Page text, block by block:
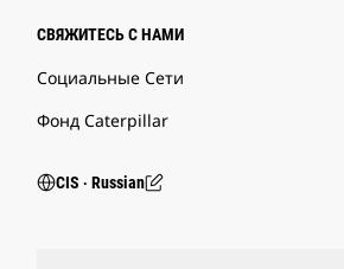
СВЯЖИТЕСЬ С НАМИ
Социальные Сети
Фонд Caterpillar
CIS ‧ Russian